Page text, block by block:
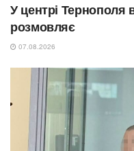
У центрі
розмовляє
07.08.2026